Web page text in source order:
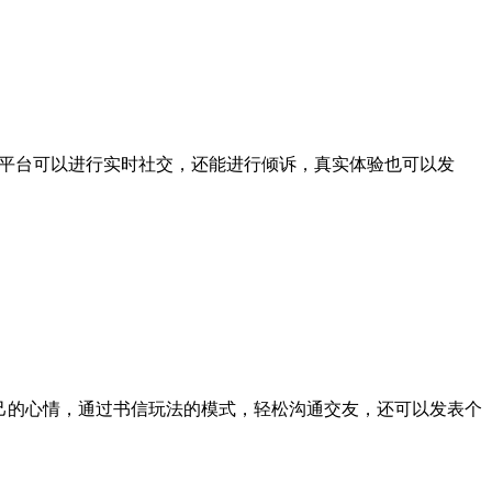
台可以进行实时社交，还能进行倾诉，真实体验也可以发
心情，通过书信玩法的模式，轻松沟通交友，还可以发表个